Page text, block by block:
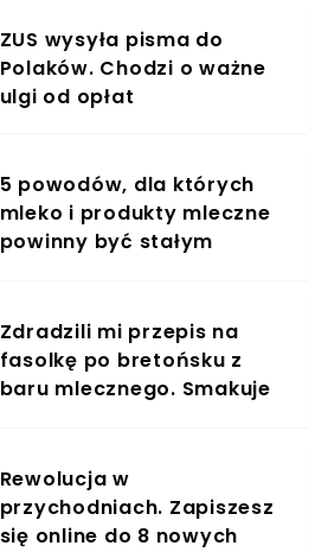
ZUS wysyła pisma do
Polaków. Chodzi o ważne
ulgi od opłat
5 powodów, dla których
mleko i produkty mleczne
powinny być stałym
Zdradzili mi przepis na
fasolkę po bretońsku z
baru mlecznego. Smakuje
Rewolucja w
przychodniach. Zapiszesz
się online do 8 nowych